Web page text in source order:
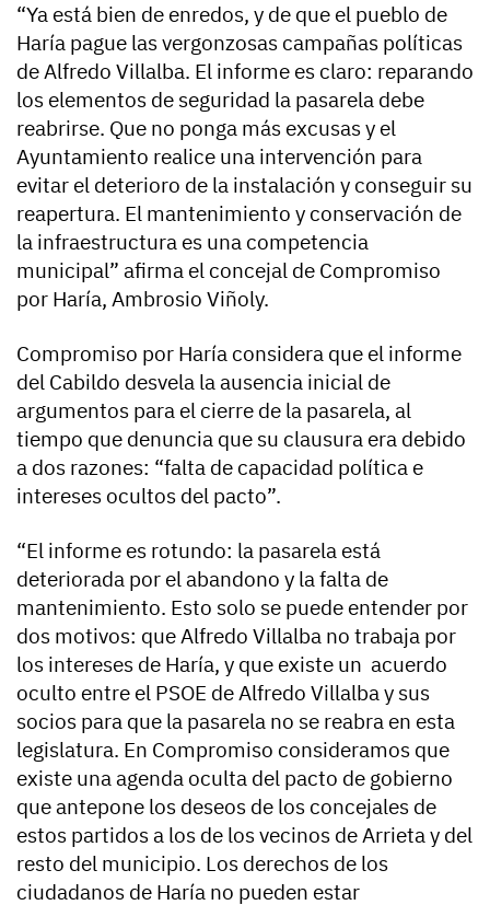
“Ya está bien de enredos, y de que el pueblo de
Haría pague las vergonzosas campañas políticas
de Alfredo Villalba. El informe es claro: reparando
los elementos de seguridad la pasarela debe
reabrirse. Que no ponga más excusas y el
Ayuntamiento realice una intervención para
evitar el deterioro de la instalación y conseguir su
reapertura. El mantenimiento y conservación de
la infraestructura es una competencia
municipal” afirma el concejal de Compromiso
por Haría, Ambrosio Viñoly.
Compromiso por Haría considera que el informe
del Cabildo desvela la ausencia inicial de
argumentos para el cierre de la pasarela, al
tiempo que denuncia que su clausura era debido
a dos razones: “falta de capacidad política e
intereses ocultos del pacto”.
“El informe es rotundo: la pasarela está
deteriorada por el abandono y la falta de
mantenimiento. Esto solo se puede entender por
dos motivos: que Alfredo Villalba no trabaja por
los intereses de Haría, y que existe un acuerdo
oculto entre el PSOE de Alfredo Villalba y sus
socios para que la pasarela no se reabra en esta
legislatura. En Compromiso consideramos que
existe una agenda oculta del pacto de gobierno
que antepone los deseos de los concejales de
estos partidos a los de los vecinos de Arrieta y del
resto del municipio. Los derechos de los
ciudadanos de Haría no pueden estar